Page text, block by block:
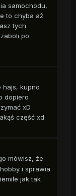
samochodu,
to chyba aż
tych
po
hajs, kupno
dopiero
xD
część xd
mówisz, że
i sprawia
jak tak